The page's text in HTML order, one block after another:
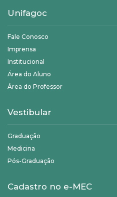
Unifagoc
Fale Conosco
Imprensa
Institucional
Área do Aluno
Área do Professor
Vestibular
Graduação
Medicina
Pós-Graduação
Cadastro no e-MEC